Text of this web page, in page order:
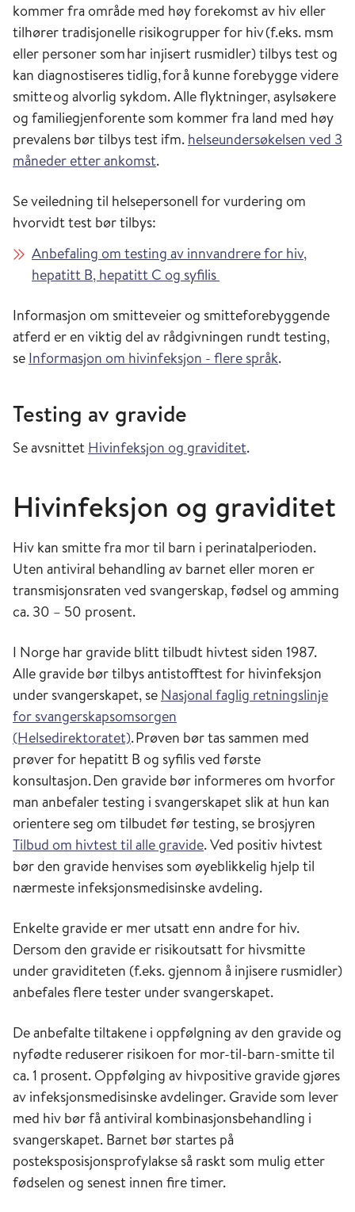
kommer fra område med høy forekomst av hiv eller
tilhører tradisjonelle risikogrupper for hiv (f.eks. msm
eller personer som har injisert rusmidler) tilbys test og
kan diagnostiseres tidlig, for å kunne forebygge videre
smitte og alvorlig sykdom. Alle flyktninger, asylsøkere
og familiegjenforente som kommer fra land med høy
prevalens bør tilbys test ifm. helseundersøkelsen ved 3
måneder etter ankomst.
Se veiledning til helsepersonell for vurdering om
hvorvidt test bør tilbys:
Anbefaling om testing av innvandrere for hiv,
hepatitt B, hepatitt C og syfilis
Informasjon om smitteveier og smitteforebyggende
atferd er en viktig del av rådgivningen rundt testing,
se Informasjon om hivinfeksjon - flere språk.
Testing av gravide
Se avsnittet Hivinfeksjon og graviditet.
Hivinfeksjon og graviditet
Hiv kan smitte fra mor til barn i perinatalperioden.
Uten antiviral behandling av barnet eller moren er
transmisjonsraten ved svangerskap, fødsel og amming
ca. 30 – 50 prosent.
I Norge har gravide blitt tilbudt hivtest siden 1987.
Alle gravide bør tilbys antistofftest for hivinfeksjon
under svangerskapet, se Nasjonal faglig retningslinje
for svangerskapsomsorgen
(Helsedirektoratet). Prøven bør tas sammen med
prøver for hepatitt B og syfilis ved første
konsultasjon. Den gravide bør informeres om hvorfor
man anbefaler testing i svangerskapet slik at hun kan
orientere seg om tilbudet før testing, se brosjyren
Tilbud om hivtest til alle gravide. Ved positiv hivtest
bør den gravide henvises som øyeblikkelig hjelp til
nærmeste infeksjonsmedisinske avdeling.
Enkelte gravide er mer utsatt enn andre for hiv.
Dersom den gravide er risikoutsatt for hivsmitte
under graviditeten (f.eks. gjennom å injisere rusmidler)
anbefales flere tester under svangerskapet.
De anbefalte tiltakene i oppfølgning av den gravide og
nyfødte reduserer risikoen for mor-til-barn-smitte til
ca. 1 prosent. Oppfølging av hivpositive gravide gjøres
av infeksjonsmedisinske avdelinger. Gravide som lever
med hiv bør få antiviral kombinasjonsbehandling i
svangerskapet. Barnet bør startes på
posteksposisjonsprofylakse så raskt som mulig etter
fødselen og senest innen fire timer.